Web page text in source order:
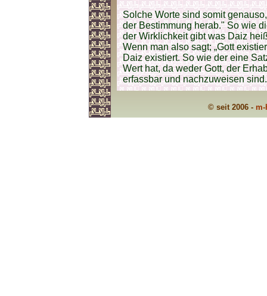
Solche Worte sind somit
der Bestimmung herab." So wie
der Wirklichkeit gibt was Daiz
Wenn man also sagt; „Gott
Daiz existiert. So wie der eine
Wert hat, da weder Gott, der
erfassbar und nachzuweisen sind.
© seit 2006 -